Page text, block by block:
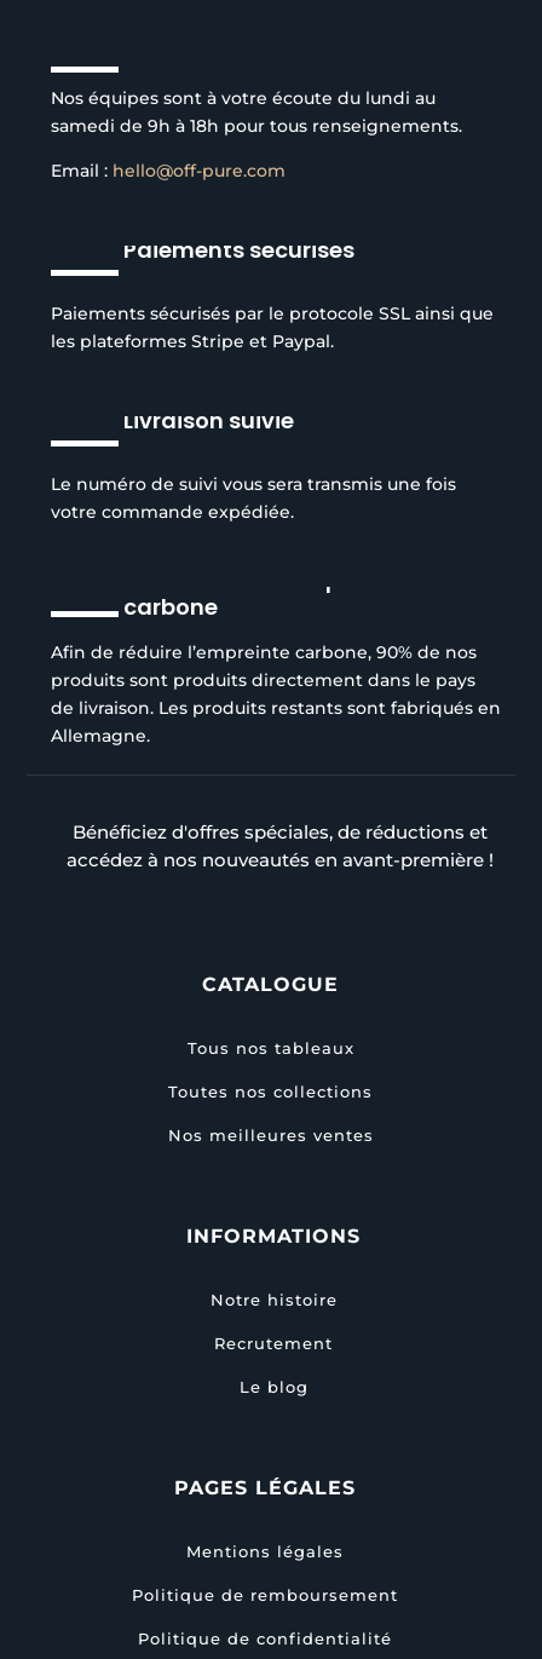
Nos équipes sont à votre écoute du lundi au
samedi de 9h à 18h pour tous renseignements.
Email : hello@off-pure.com
Paiements sécurisés
Paiements sécurisés par le protocole SSL ainsi que
les plateformes Stripe et Paypal.
Livraison suivie
Le numéro de suivi vous sera transmis une fois
votre commande expédiée.
Réduction de l’empreinte
carbone
Afin de réduire l’empreinte carbone, 90% de nos
produits sont produits directement dans le pays
de livraison. Les produits restants sont fabriqués en
Allemagne.
Bénéficiez d'offres spéciales, de réductions et
accédez à nos nouveautés en avant-première !
CATALOGUE
Tous nos tableaux
Toutes nos collections
Nos meilleures ventes
INFORMATIONS
Notre histoire
Recrutement
Le blog
PAGES LÉGALES
Mentions légales
Politique de remboursement
Politique de confidentialité